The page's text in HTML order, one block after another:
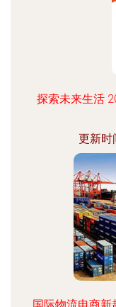
探索未来生活
更新时